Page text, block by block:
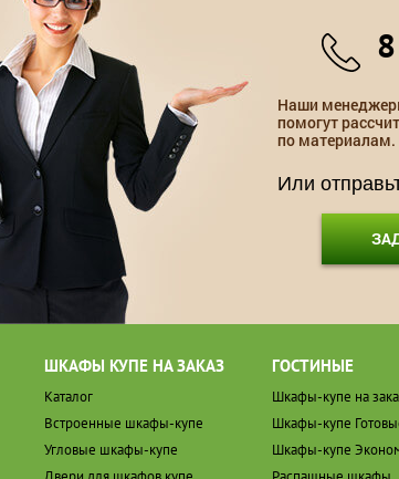
Наши
помогут
по материалам.
Или
ШКАФЫ КУПЕ НА ЗАКАЗ
Каталог
Встроенные шкафы-купе
Угловые шкафы-купе
ГОСТИНЫЕ
Шкафы-купе на
Шкафы-купе
Шкафы-купе